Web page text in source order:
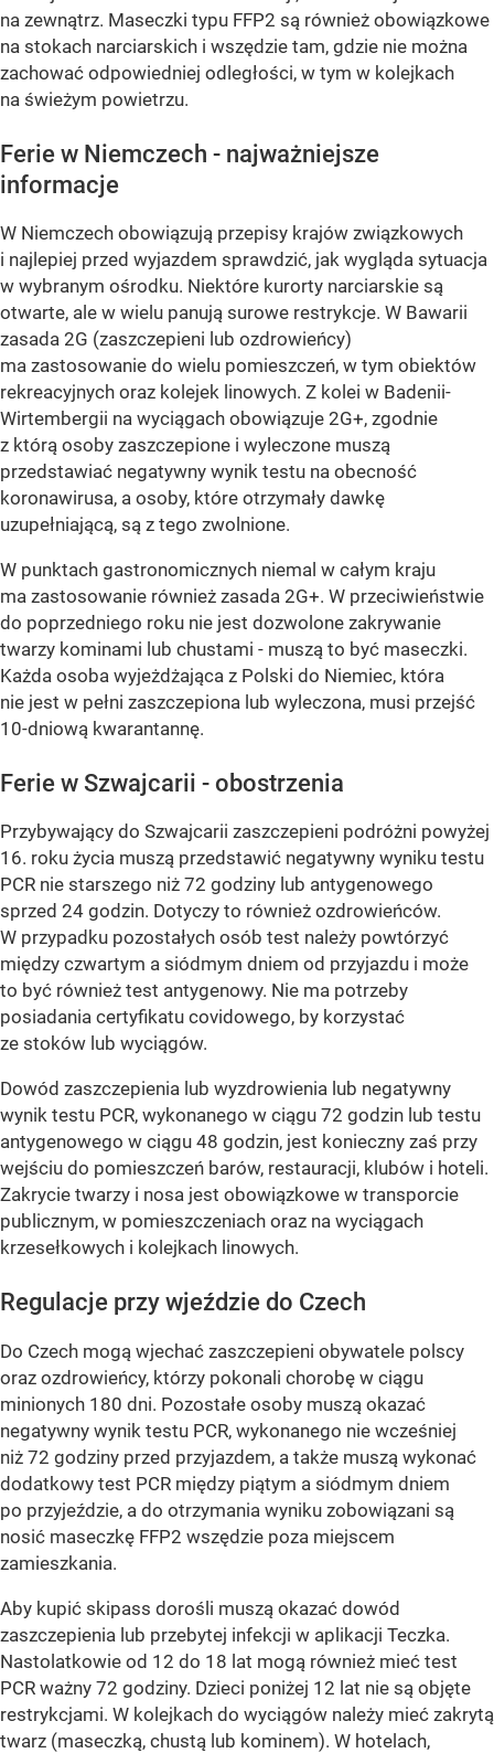
na zewnątrz. Maseczki typu FFP2 są również obowiązkowe
na stokach narciarskich i wszędzie tam, gdzie nie można
zachować odpowiedniej odległości, w tym w kolejkach
na świeżym powietrzu.
Ferie w Niemczech - najważniejsze
informacje
W Niemczech obowiązują przepisy krajów związkowych
i najlepiej przed wyjazdem sprawdzić, jak wygląda sytuacja
w wybranym ośrodku. Niektóre kurorty narciarskie są
otwarte, ale w wielu panują surowe restrykcje. W Bawarii
zasada 2G (zaszczepieni lub ozdrowieńcy)
ma zastosowanie do wielu pomieszczeń, w tym obiektów
rekreacyjnych oraz kolejek linowych. Z kolei w Badenii-
Wirtembergii na wyciągach obowiązuje 2G+, zgodnie
z którą osoby zaszczepione i wyleczone muszą
przedstawiać negatywny wynik testu na obecność
koronawirusa, a osoby, które otrzymały dawkę
uzupełniającą, są z tego zwolnione.
W punktach gastronomicznych niemal w całym kraju
ma zastosowanie również zasada 2G+. W przeciwieństwie
do poprzedniego roku nie jest dozwolone zakrywanie
twarzy kominami lub chustami - muszą to być maseczki.
Każda osoba wyjeżdżająca z Polski do Niemiec, która
nie jest w pełni zaszczepiona lub wyleczona, musi przejść
10-dniową kwarantannę.
Ferie w Szwajcarii - obostrzenia
Przybywający do Szwajcarii zaszczepieni podróżni powyżej
16. roku życia muszą przedstawić negatywny wyniku testu
PCR nie starszego niż 72 godziny lub antygenowego
sprzed 24 godzin. Dotyczy to również ozdrowieńców.
W przypadku pozostałych osób test należy powtórzyć
między czwartym a siódmym dniem od przyjazdu i może
to być również test antygenowy. Nie ma potrzeby
posiadania certyfikatu covidowego, by korzystać
ze stoków lub wyciągów.
Dowód zaszczepienia lub wyzdrowienia lub negatywny
wynik testu PCR, wykonanego w ciągu 72 godzin lub testu
antygenowego w ciągu 48 godzin, jest konieczny zaś przy
wejściu do pomieszczeń barów, restauracji, klubów i hoteli.
Zakrycie twarzy i nosa jest obowiązkowe w transporcie
publicznym, w pomieszczeniach oraz na wyciągach
krzesełkowych i kolejkach linowych.
Regulacje przy wjeździe do Czech
Do Czech mogą wjechać zaszczepieni obywatele polscy
oraz ozdrowieńcy, którzy pokonali chorobę w ciągu
minionych 180 dni. Pozostałe osoby muszą okazać
negatywny wynik testu PCR, wykonanego nie wcześniej
niż 72 godziny przed przyjazdem, a także muszą wykonać
dodatkowy test PCR między piątym a siódmym dniem
po przyjeździe, a do otrzymania wyniku zobowiązani są
nosić maseczkę FFP2 wszędzie poza miejscem
zamieszkania.
Aby kupić skipass dorośli muszą okazać dowód
zaszczepienia lub przebytej infekcji w aplikacji Teczka.
Nastolatkowie od 12 do 18 lat mogą również mieć test
PCR ważny 72 godziny. Dzieci poniżej 12 lat nie są objęte
restrykcjami. W kolejkach do wyciągów należy mieć zakrytą
twarz (maseczką, chustą lub kominem). W hotelach,